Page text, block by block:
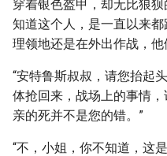
穿着银色盔甲，却无比狼
知道这个人，是一直以来
理领地还是在外出作战，他
“安特鲁斯叔叔，请您抬起
体抢回来，战场上的事情
亲的死并不是您的错。”
“不，小姐，你不知道，这